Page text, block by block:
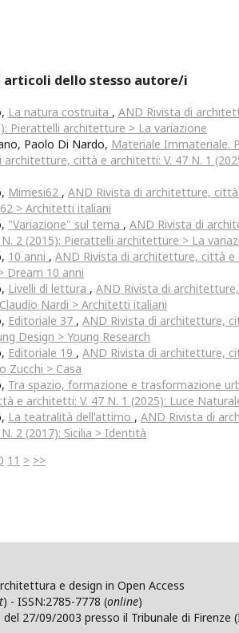
articoli dello stesso autore/i
La natura costruita , AND Rivista di
Pierattelli architetture > La variazione
Paolo Di Nardo, Materiale Immateriale.
architetture, città e architetti: V. 47 N. 1
Mimesi62 , AND Rivista di architetture,
> Architetti italiani
"Variazione" sul tema , AND Rivista di
2 (2015): Pierattelli architetture > La
10 anni , AND Rivista di architetture, città e
Dream 10 anni
Livelli di lettura , AND Rivista di
Nardi > Architetti italiani
Editoriale 37 , AND Rivista di architetture,
Design > Young Research
Editoriale 19 , AND Rivista di architetture,
Zucchi > Casa
Tra spazio, formazione e trasformazione
e architetti: V. 47 N. 1 (2025): Luce
La teatralità dell'attimo , AND Rivista di
2 (2017): Sicilia > Identità
11 > >>
e design in Open Access
) - ISSN:2785-7778 (online)
27/09/2003 presso il Tribunale di Firenze